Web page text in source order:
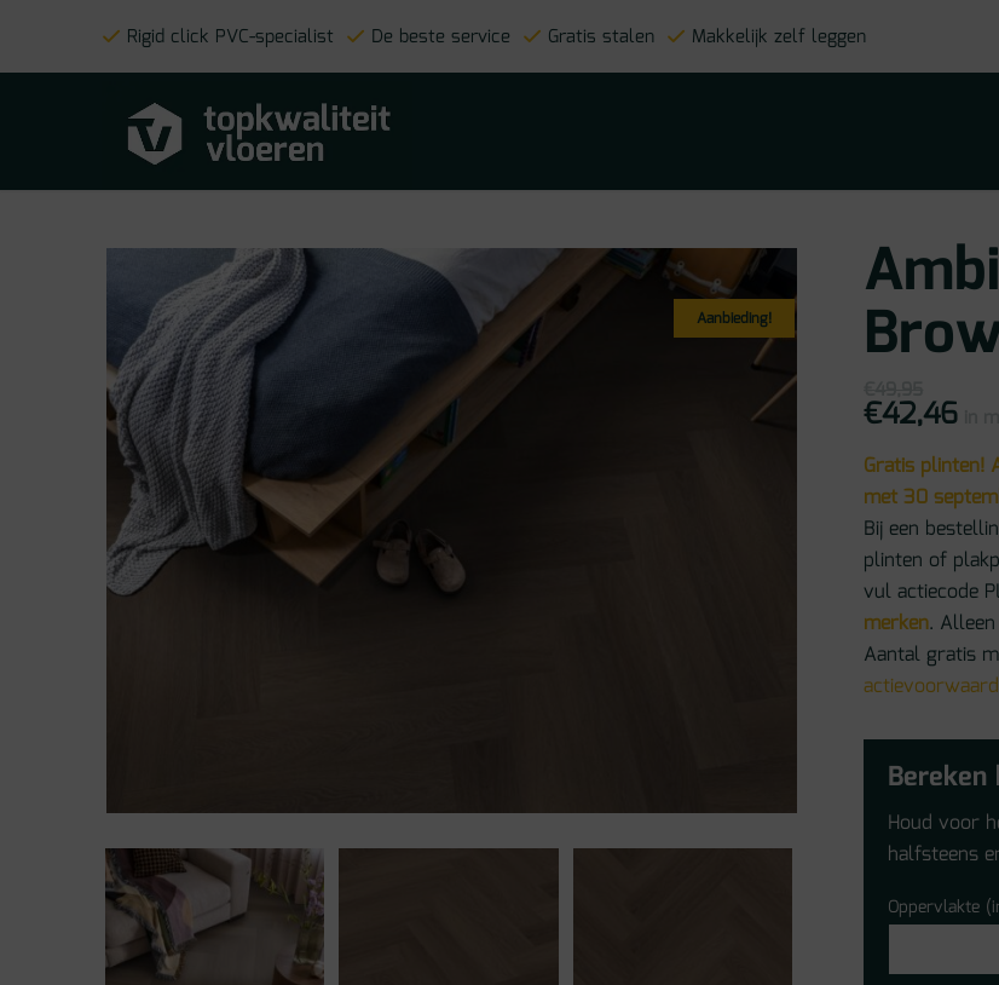
Rigid click PVC-specialist De beste service Gratis stalen Makkelijk zelf leggen
Aanbieding!
Oorspronkelijke
prijs
was:
€42,46prijs
Gratis plinten!
met 30
Bij een
plinten of
vul actiecode
merken.
Aantal gratis
Bereken
Houd voor
halfsteens
Oppervlakte